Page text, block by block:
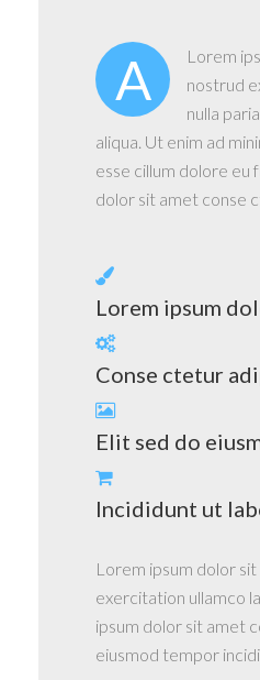
A
Lorem
nostrud
nulla
aliqua. Ut enim ad
esse cillum dolore eu
dolor sit amet conse
Lorem ipsum
Conse ctetur
Elit sed do
Incididunt ut
Lorem ipsum dolor
exercitation ullamco
ipsum dolor sit amet
eiusmod tempor